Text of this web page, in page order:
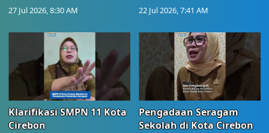
27 Jul 2026, 8:30 AM 22 Jul 2026, 7:41 AM
Klarifikasi SMPN 11 Kota
Cirebon
Pengadaan Seragam
Sekolah di Kota Cirebon